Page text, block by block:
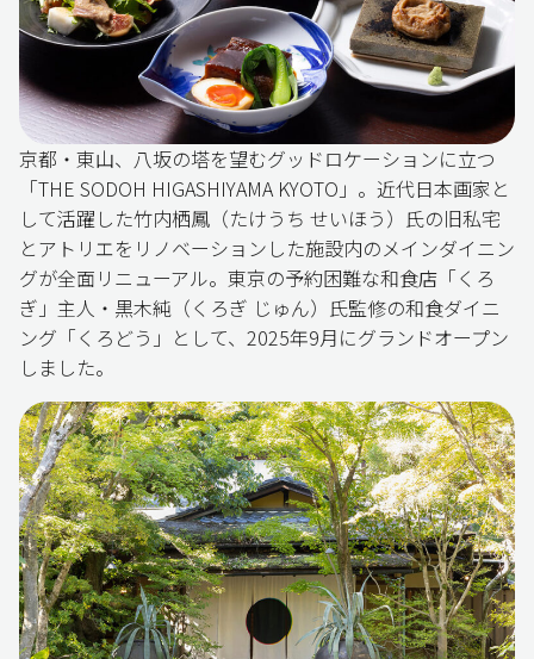
京都・東山、八坂の塔を望むグッドロケーションに立つ
「THE SODOH HIGASHIYAMA KYOTO」。近代日本画家と
して活躍した竹内栖鳳（たけうち せいほう）氏の旧私宅
とアトリエをリノベーションした施設内のメインダイニン
グが全面リニューアル。東京の予約困難な和食店「くろ
ぎ」主人・黒木純（くろぎ じゅん）氏監修の和食ダイニ
ング「くろどう」として、2025年9月にグランドオープン
しました。